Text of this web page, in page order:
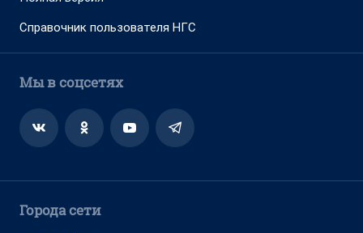
Справочник пользователя НГС
Мы в соцсетях
Города сети